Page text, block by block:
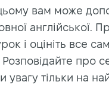
цьому вам може
англійської.
і оцініть все
Розповідайте про
увагу тільки на